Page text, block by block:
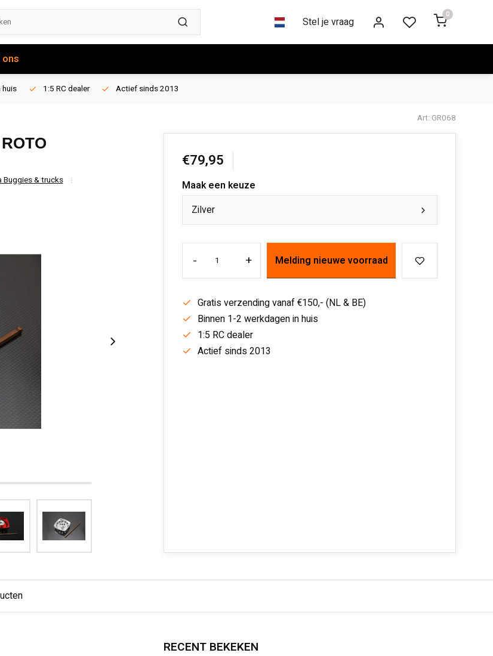
Stel je vraag
0
ons
huis 1:5 RC dealer Actief sinds 2013
Art: GR068
Buggies & trucks
€79,95
Maak een keuze
Zilver
- + Melding nieuwe voorraad
Gratis verzending vanaf €150,- (NL & BE)
Binnen 1-2 werkdagen in huis
1:5 RC dealer
Actief sinds 2013
RECENT BEKEKEN